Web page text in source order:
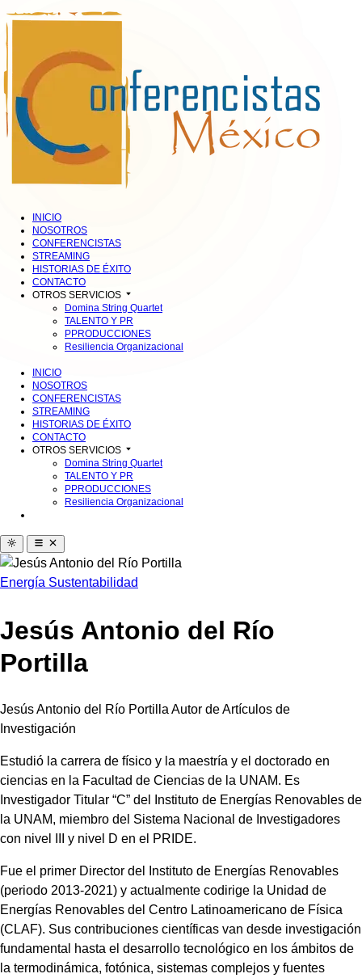
INICIO
NOSOTROS
CONFERENCISTAS
STREAMING
HISTORIAS DE ÉXITO
CONTACTO
OTROS SERVICIOS
Domina String Quartet
TALENTO Y PR
PPRODUCCIONES
Resiliencia Organizacional
INICIO
NOSOTROS
CONFERENCISTAS
STREAMING
HISTORIAS DE ÉXITO
CONTACTO
OTROS SERVICIOS
Domina String Quartet
TALENTO Y PR
PPRODUCCIONES
Resiliencia Organizacional
Energía Sustentabilidad
Jesús Antonio del Río
Portilla
Jesús Antonio del Río Portilla Autor de Artículos de
Investigación
Estudió la carrera de físico y la maestría y el doctorado en
ciencias en la Facultad de Ciencias de la UNAM. Es
Investigador Titular “C” del Instituto de Energías Renovables de
la UNAM, miembro del Sistema Nacional de Investigadores
con nivel III y nivel D en el PRIDE.
Fue el primer Director del Instituto de Energías Renovables
(periodo 2013-2021) y actualmente codirige la Unidad de
Energías Renovables del Centro Latinoamericano de Física
(CLAF). Sus contribuciones científicas van desde investigación
fundamental hasta el desarrollo tecnológico en los ámbitos de
la termodinámica, fotónica, sistemas complejos y fuentes